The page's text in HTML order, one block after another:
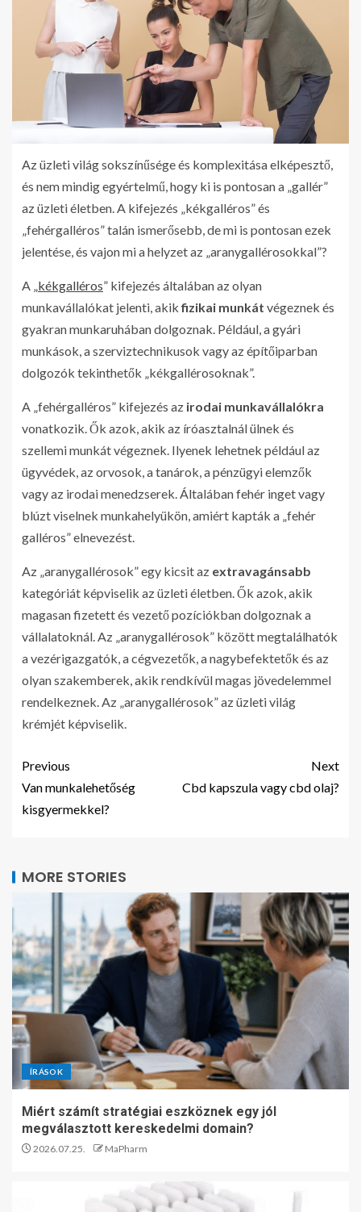
Az üzleti világ sokszínűsége és komplexitása elképesztő,
és nem mindig egyértelmű, hogy ki is pontosan a „gallér”
az üzleti életben. A kifejezés „kékgalléros” és
„fehérgalléros” talán ismerősebb, de mi is pontosan ezek
jelentése, és vajon mi a helyzet az „aranygallérosokkal”?
A „ kékgalléros” kifejezés általában az olyan
munkavállalókat jelenti, akikfizikai munkát végeznek és
gyakran munkaruhában dolgoznak. Például, a gyári
munkások, a szerviztechnikusok vagy az építőiparban
dolgozók tekinthetők „kékgallérosoknak”.
A „fehérgalléros” kifejezés az irodai munkavállalókra
vonatkozik. Ők azok, akik az íróasztalnál ülnek és
szellemi munkát végeznek. Ilyenek lehetnek például az
ügyvédek, az orvosok, a tanárok, a pénzügyi elemzők
vagy az irodai menedzserek. Általában fehér inget vagy
blúzt viselnek munkahelyükön, amiért kapták a „fehér
galléros” elnevezést.
Az „aranygallérosok” egy kicsit az extravagánsabb
kategóriát képviselik az üzleti életben. Ők azok, akik
magasan fizetett és vezető pozíciókban dolgoznak a
vállalatoknál. Az „aranygallérosok” között megtalálhatók
a vezérigazgatók, a cégvezetők, a nagybefektetők és az
olyan szakemberek, akik rendkívül magas jövedelemmel
rendelkeznek. Az „aranygallérosok” az üzleti világ
krémjét képviselik.
Previous
Van munkalehetőség
kisgyermekkel?
Next
Cbd kapszula vagy cbd olaj?
MORE STORIES
ÍRÁSOK
Miért számít stratégiai eszköznek egy jól
megválasztott kereskedelmi domain?
2026.07.25. MaPharm